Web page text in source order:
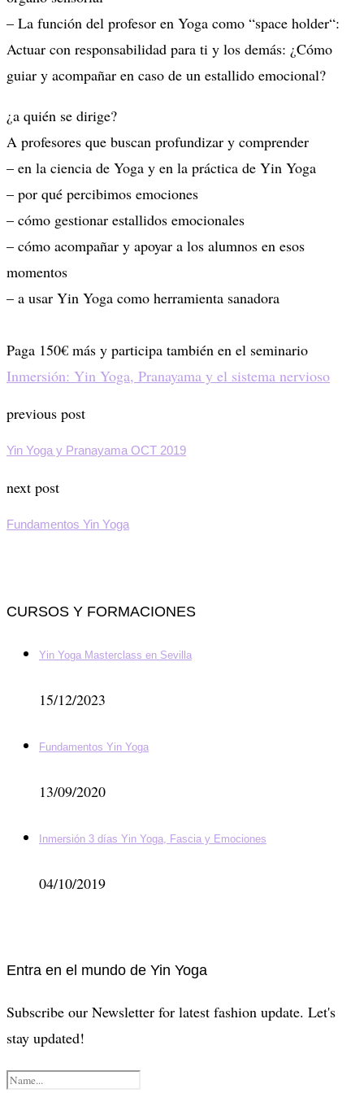
– La función del profesor en Yoga como “space holder“:
Actuar con responsabilidad para ti y los demás: ¿Cómo
guiar y acompañar en caso de un estallido emocional?
¿a quién se dirige?
A profesores que buscan profundizar y comprender
– en la ciencia de Yoga y en la práctica de Yin Yoga
– por qué percibimos emociones
– cómo gestionar estallidos emocionales
– cómo acompañar y apoyar a los alumnos en esos
momentos
– a usar Yin Yoga como herramienta sanadora
Paga 150€ más y participa también en el seminario
Inmersión: Yin Yoga, Pranayama y el sistema nervioso
previous post
Yin Yoga y Pranayama OCT 2019
next post
Fundamentos Yin Yoga
CURSOS Y FORMACIONES
Yin Yoga Masterclass en Sevilla
15/12/2023
Fundamentos Yin Yoga
13/09/2020
Inmersión 3 días Yin Yoga, Fascia y Emociones
04/10/2019
Entra en el mundo de Yin Yoga
Subscribe our Newsletter for latest fashion update. Let's
stay updated!